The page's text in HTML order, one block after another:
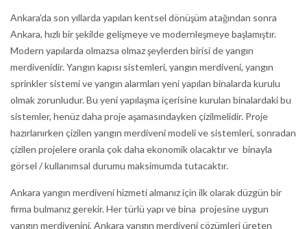
Ankara’da son yıllarda yapılan kentsel dönüşüm atağından sonra
Ankara, hızlı bir şekilde gelişmeye ve modernleşmeye başlamıştır.
Modern yapılarda olmazsa olmaz şeylerden birisi de yangın
merdivenidir. Yangın kapısı sistemleri, yangın merdiveni, yangın
sprinkler sistemi ve yangın alarmları yeni yapılan binalarda kurulu
olmak zorunludur. Bu yeni yapılaşma içerisine kurulan binalardaki bu
sistemler, henüz daha proje aşamasındayken çizilmelidir. Proje
hazırlanırken çizilen yangın merdiveni modeli ve sistemleri, sonradan
çizilen projelere oranla çok daha ekonomik olacaktır ve binayla
görsel / kullanımsal durumu maksimumda tutacaktır.
Ankara yangın merdiveni hizmeti almanız için ilk olarak düzgün bir
firma bulmanız gerekir. Her türlü yapı ve bina projesine uygun
yangın merdivenini, Ankara yangın merdiveni çözümleri üreten